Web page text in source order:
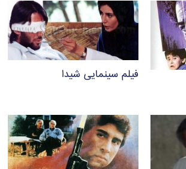
فیلم سینمایی شیدا